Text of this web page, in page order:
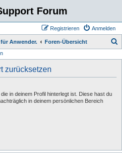
Forum
Anmelden
Registrieren
Anwender. Foren-Übersicht
zurücksetzen
in deinem Profil hinterlegt ist. Diese hast du
in deinem persönlichen Bereich